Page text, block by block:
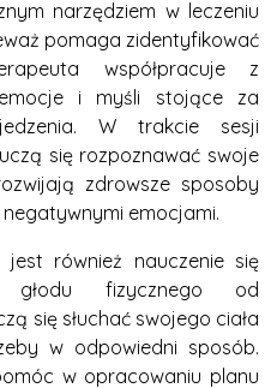
narzędziem w leczeniu
pomaga zidentyfikować
współpracuje z
i myśli stojące za
W trakcie sesji
się rozpoznawać swoje
zdrowsze sposoby
emocjami.
również nauczenie się
głodu fizycznego od
się słuchać swojego ciała
w odpowiedni sposób.
w opracowaniu planu